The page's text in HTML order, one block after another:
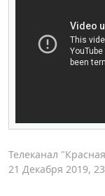
Телеканал
21 Декабря 2019,